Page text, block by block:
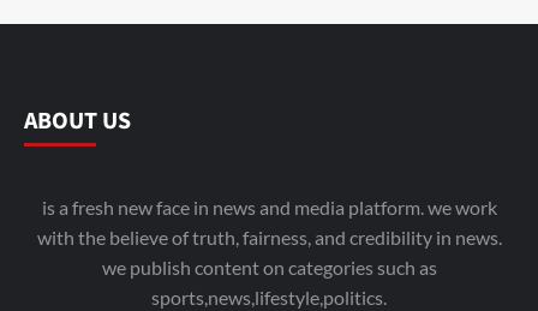
ABOUT US
is a fresh new face in news and media platform. we work
with the believe of truth, fairness, and credibility in news.
we publish content on categories such as
sports,news,lifestyle,politics.